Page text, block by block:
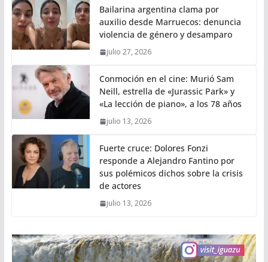
Bailarina argentina clama por
auxilio desde Marruecos: denuncia
violencia de género y desamparo
julio 27, 2026
Conmoción en el cine: Murió Sam
Neill, estrella de «Jurassic Park» y
«La lección de piano», a los 78 años
julio 13, 2026
Fuerte cruce: Dolores Fonzi
responde a Alejandro Fantino por
sus polémicos dichos sobre la crisis
de actores
julio 13, 2026